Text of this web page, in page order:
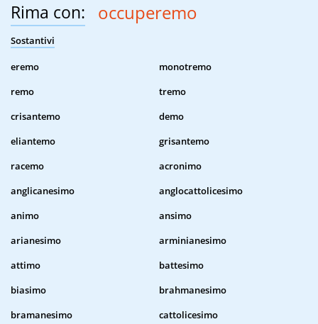
Rima con: occuperemo
Sostantivi
eremo
monotremo
remo
tremo
crisantemo
demo
eliantemo
grisantemo
racemo
acronimo
anglicanesimo
anglocattolicesimo
animo
ansimo
arianesimo
arminianesimo
attimo
battesimo
biasimo
brahmanesimo
bramanesimo
cattolicesimo